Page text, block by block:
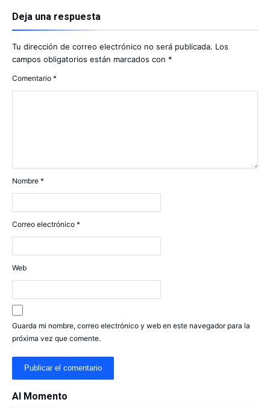
Deja una respuesta
Tu dirección de correo electrónico no será publicada. Los
campos obligatorios están marcados con *
Comentario *
Nombre *
Correo electrónico *
Web
Guarda mi nombre, correo electrónico y web en este navegador para la
próxima vez que comente.
Al Momento